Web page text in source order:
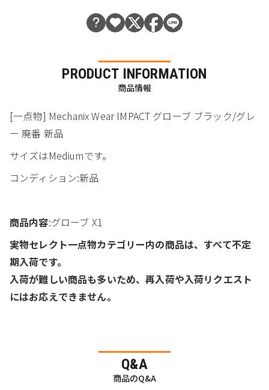
PRODUCT INFORMATION
商品情報
[一点物] Mechanix Wear IMPACT グローブ ブラック/グレ
ー 廃番 新品
サイズはMediumです。
コンディション:新品
商品内容:グローブ X1
実物セレクト一点物カテゴリー内の商品は、すべて不定
期入荷です。
入荷が難しい商品も多いため、再入荷や入荷リクエスト
にはお応えできません。
Q&A
商品のQ&A